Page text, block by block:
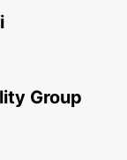
Group